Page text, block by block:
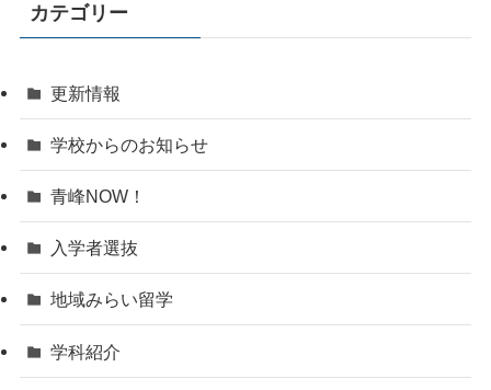
カテゴリー
更新情報
学校からのお知らせ
青峰NOW！
入学者選抜
地域みらい留学
学科紹介